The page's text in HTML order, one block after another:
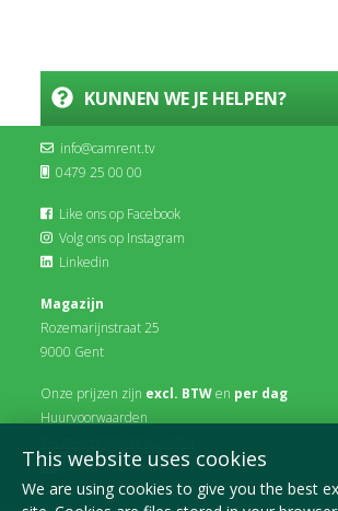
KUNNEN WE JE HELPEN?
info@camrent.tv
0479 25 00 00
Like ons op Facebook
Volg ons op Instagram
Linkedin
Magazijn
Rozemarijnstraat 25
9000 Gent
Onze prijzen zijn excl. BTWen per dag
Huurvoorwaarden
FAQ
This website uses cookies
We are using cookies to give you the best